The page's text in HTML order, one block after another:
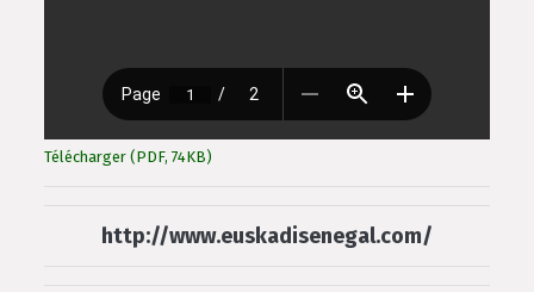
Télécharger (PDF, 74KB)
http://www.euskadisenegal.com/